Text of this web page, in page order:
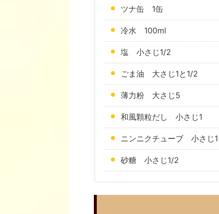
ツナ缶 1缶
冷水 100ml
塩 小さじ1/2
ごま油 大さじ1と1/2
薄力粉 大さじ5
和風顆粒だし 小さじ1
ニンニクチューブ 小さじ1
砂糖 小さじ1/2